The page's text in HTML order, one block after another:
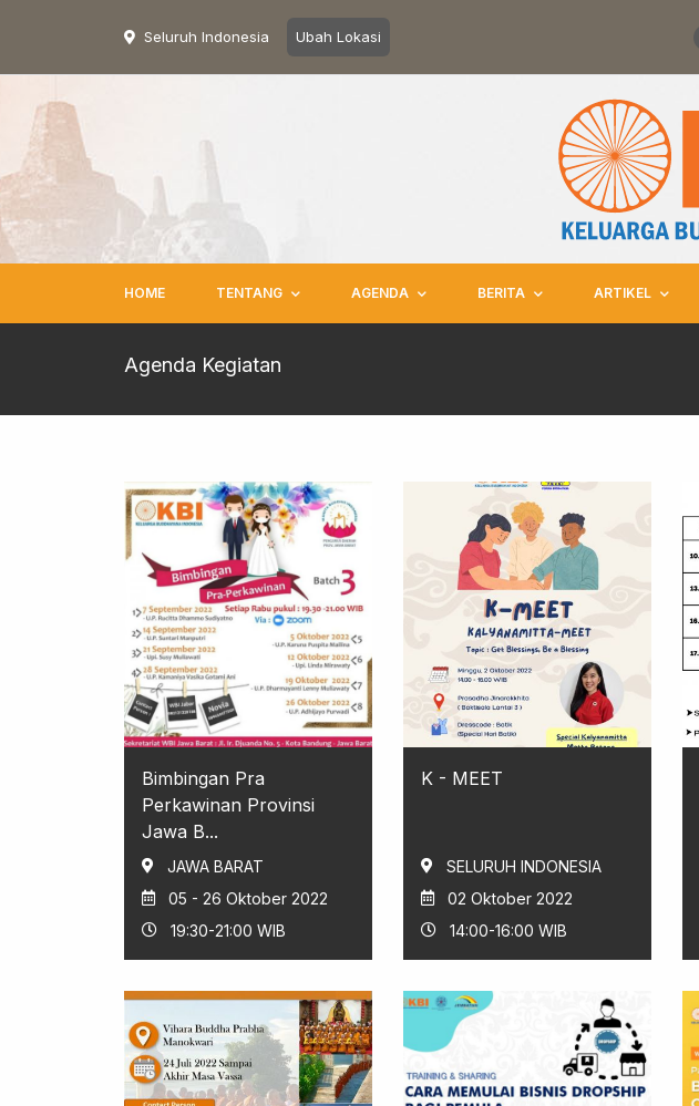
Seluruh Indonesia Ubah Lokasi
HOME TENTANG AGENDA BERITA ARTIKEL
Agenda Kegiatan
Bimbingan Pra
Perkawinan Provinsi
Jawa B...
JAWA BARAT
05 - 26 Oktober 2022
19:30-21:00 WIB
K - MEET
SELURUH INDONESIA
02 Oktober 2022
14:00-16:00 WIB